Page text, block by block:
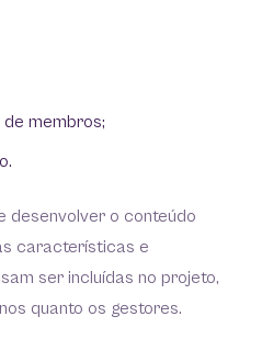
membros;
desenvolver o conteúdo
características e
ser incluídas no projeto,
quanto os gestores.